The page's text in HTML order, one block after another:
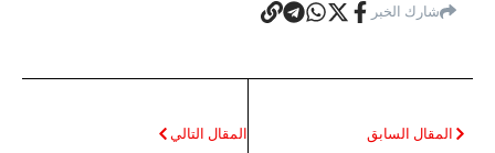
شارك الخبر
المقال السابق المقال التالي